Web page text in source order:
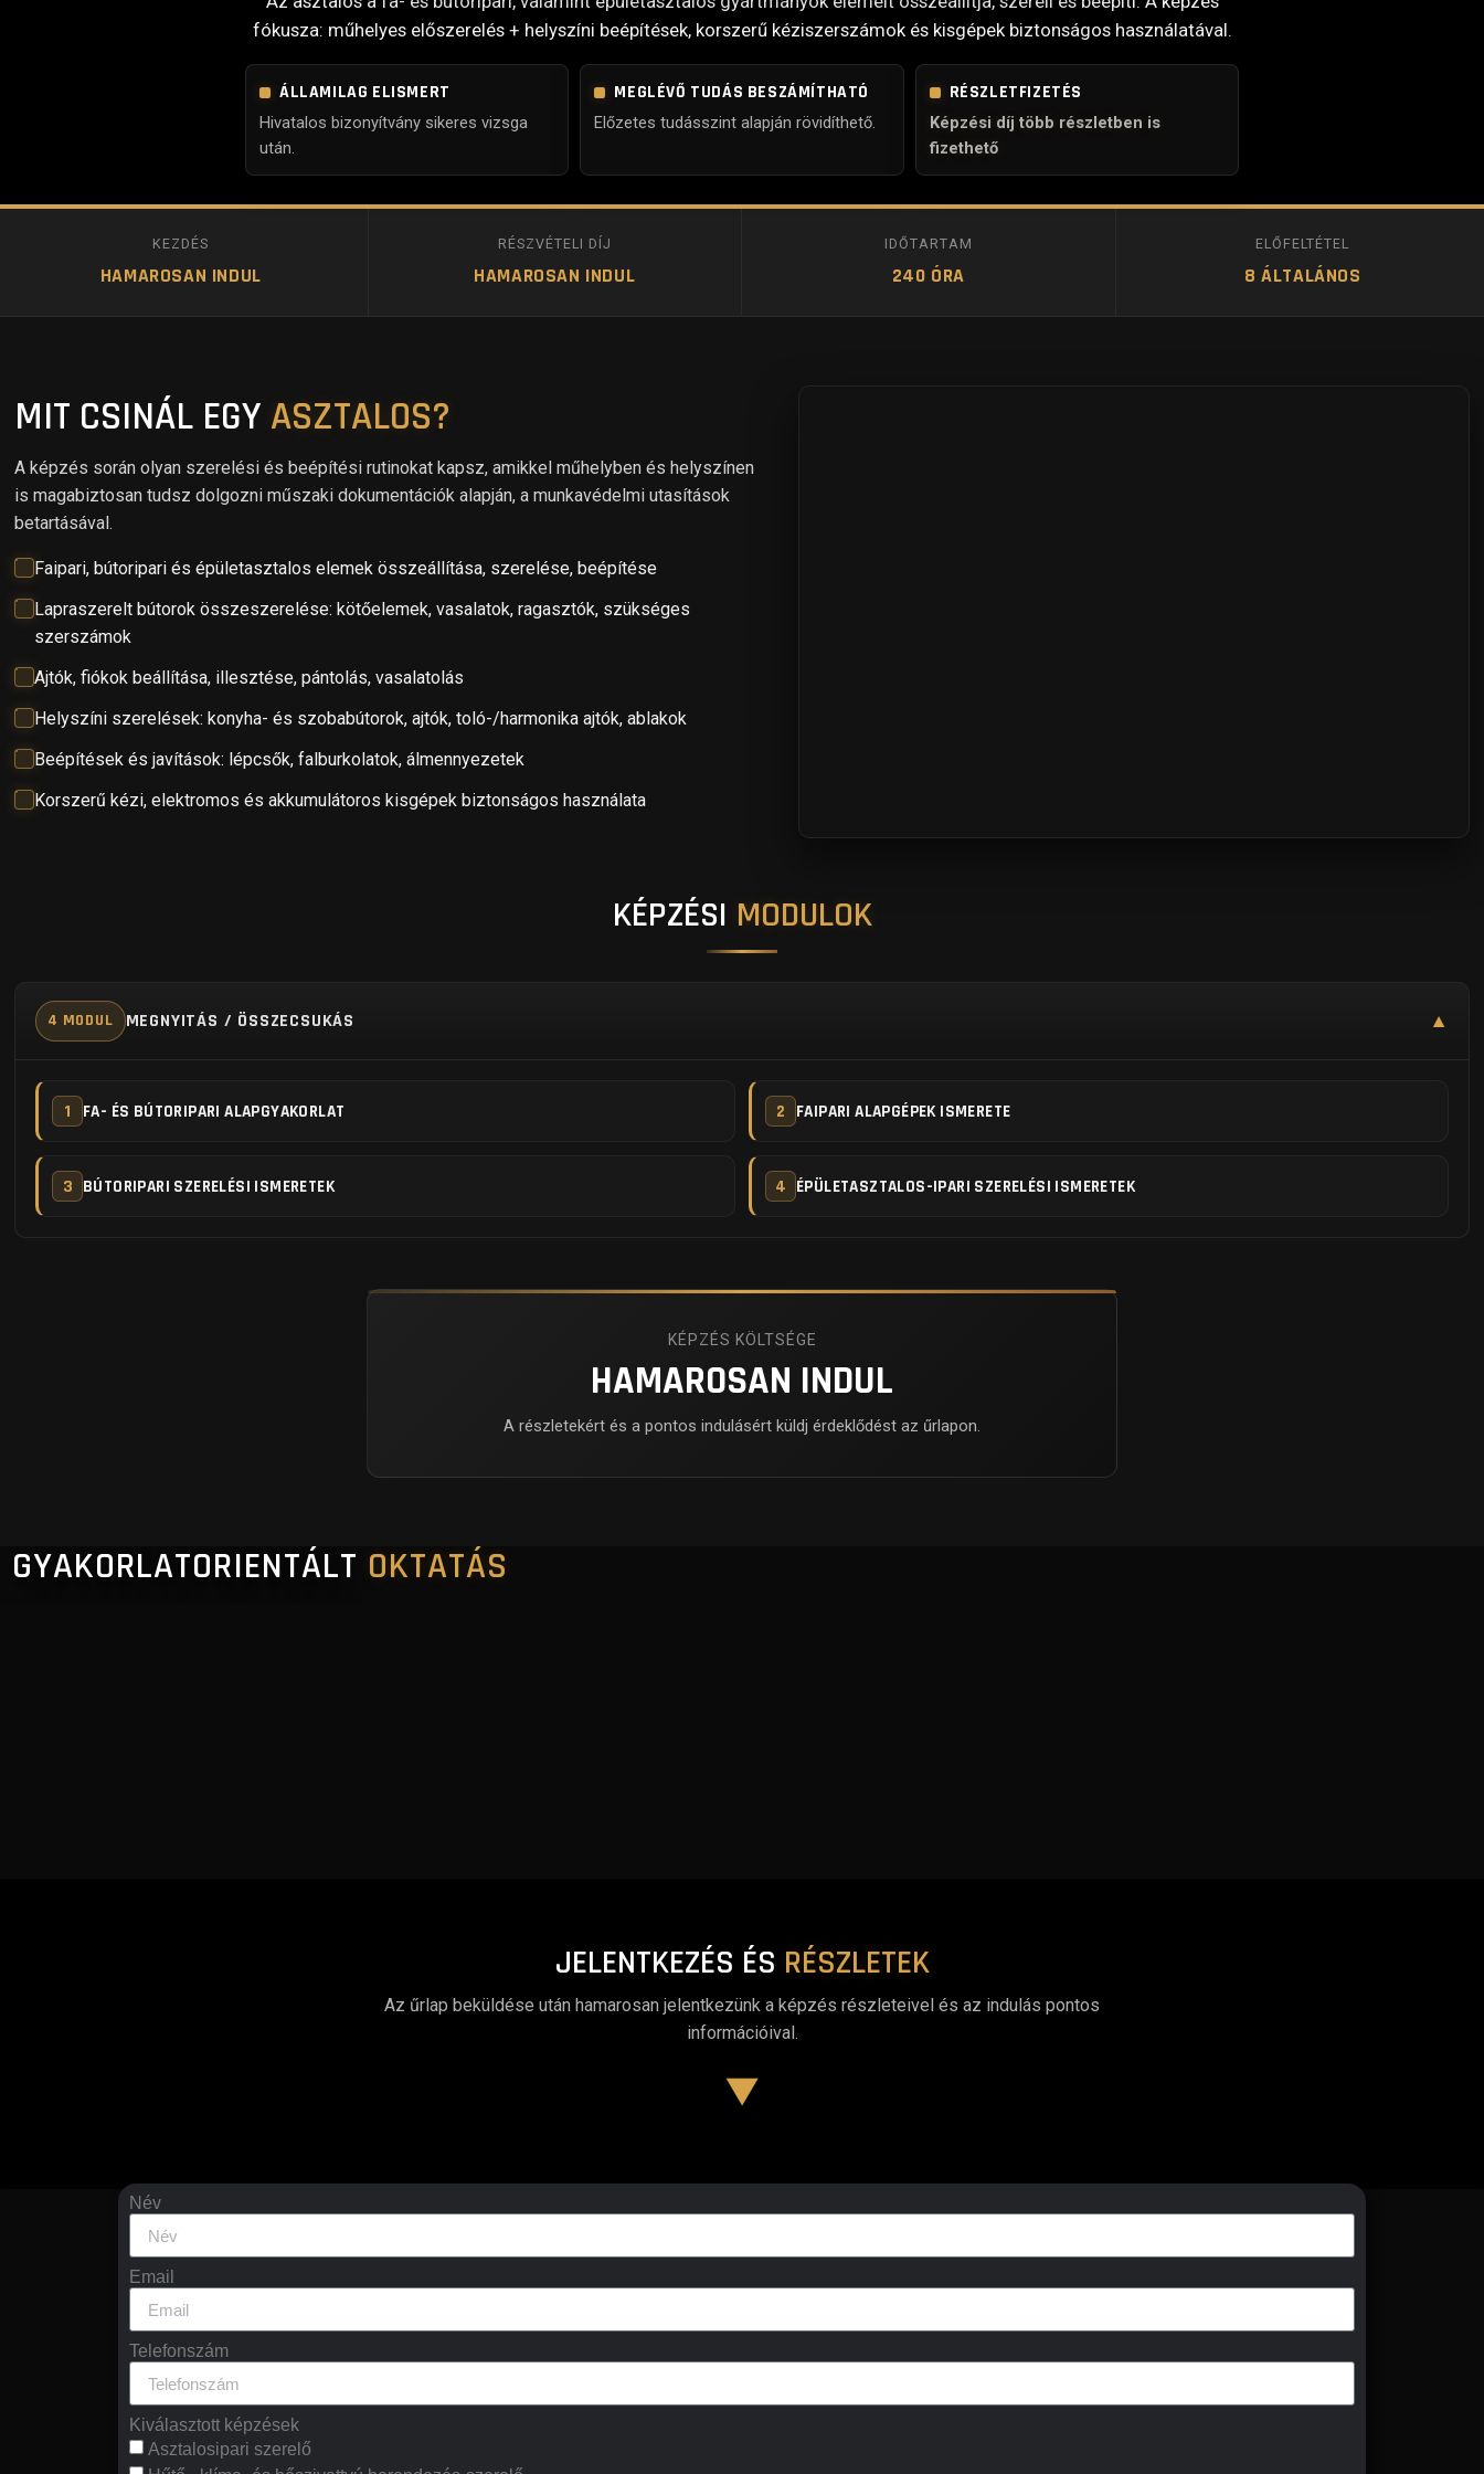
fókusza: műhelyes előszerelés + helyszíni beépítések, korszerű kéziszerszámok és kisgépek biztonságos használatával.
ÁLLAMILAG ELISMERT
Hivatalos bizonyítvány sikeres vizsga
után.
MEGLÉVŐ TUDÁS BESZÁMÍTHATÓ
Előzetes tudásszint alapján rövidíthető.
RÉSZLETFIZETÉS
Képzési díj több részletben is
fizethető
KEZDÉS
HAMAROSAN INDUL
RÉSZVÉTELI DÍJ
HAMAROSAN INDUL
IDŐTARTAM
240 ÓRA
ELŐFELTÉTEL
8 ÁLTALÁNOS
MIT CSINÁL EGY ASZTALOS?
A képzés során olyan szerelési és beépítési rutinokat kapsz, amikkel műhelyben és helyszínen
is magabiztosan tudsz dolgozni műszaki dokumentációk alapján, a munkavédelmi utasítások
betartásával.
Faipari, bútoripari és épületasztalos elemek összeállítása, szerelése, beépítése
Lapraszerelt bútorok összeszerelése: kötőelemek, vasalatok, ragasztók, szükséges
szerszámok
Ajtók, fiókok beállítása, illesztése, pántolás, vasalatolás
Helyszíni szerelések: konyha- és szobabútorok, ajtók, toló-/harmonika ajtók, ablakok
Beépítések és javítások: lépcsők, falburkolatok, álmennyezetek
Korszerű kézi, elektromos és akkumulátoros kisgépek biztonságos használata
KÉPZÉSI MODULOK
4 MODUL MEGNYITÁS / ÖSSZECSUKÁS ▼
1 FA- ÉS BÚTORIPARI ALAPGYAKORLAT 2 FAIPARI ALAPGÉPEK ISMERETE
3 BÚTORIPARI SZERELÉSI ISMERETEK 4 ÉPÜLETASZTALOS-IPARI SZERELÉSI ISMERETEK
KÉPZÉS KÖLTSÉGE
HAMAROSAN INDUL
A részletekért és a pontos indulásért küldj érdeklődést az űrlapon.
GYAKORLATORIENTÁLT OKTATÁS
JELENTKEZÉS ÉS RÉSZLETEK
Az űrlap beküldése után hamarosan jelentkezünk a képzés részleteivel és az indulás pontos
információival.
▼
Név
Email
Telefonszám
Kiválasztott képzések
Asztalosipari szerelő